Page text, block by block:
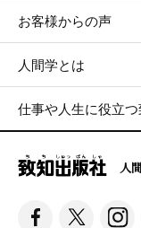
お客様からの声
人間学とは
仕事や人生に役立
人